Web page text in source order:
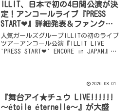
ILLIT、日本で初の4日間公演が決
定！アンコールライブ『PRESS
START❤』詳細発表＆ファンクラ
ブ先行受付スタート！
人気ガールズグループILLITの初のライブ
ツアーアンコール公演『ILLIT LIVE
'PRESS START❤' ENCORE in JAPAN』の
りオフィシャルファンクラブ先行抽選受
2026.08.01
『舞台アイ★チュウ LIVE!!!!!!
〜étoile éternelle〜』が大盛